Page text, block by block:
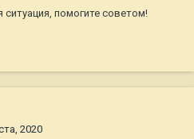
помогите советом!
2020